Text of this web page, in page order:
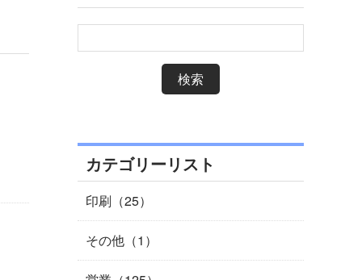
カテゴリーリスト
印刷（25）
その他（1）